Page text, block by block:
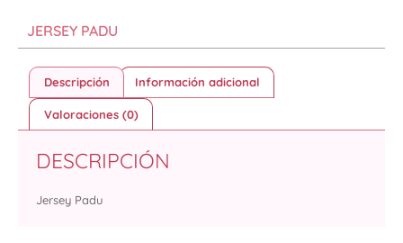
JERSEY PADU
Descripción Información adicional
Valoraciones (0)
DESCRIPCIÓN
Jersey Padu